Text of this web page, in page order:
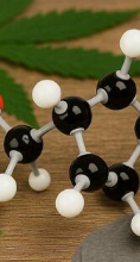
który
badaniach
intensywność
THC, jak
osobno,